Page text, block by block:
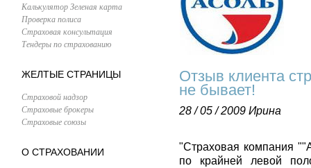
Калькулятор Зеленая карта
Проверка полиса
Страховая консультация
Тендеры по страхованию
ЖЕЛТЫЕ СТРАНИЦЫ
Страховой надзор
Страховые брокеры
Страховые союзы
О СТРАХОВАНИИ
Отзыв клиента
не бывает!
28 / 05 / 2009 Ирина
"Страховая компания
по крайней левой